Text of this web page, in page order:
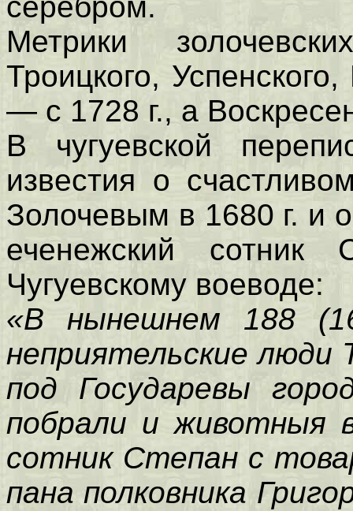
Метрики
Троицкого,
— с 1728 г., а
В чугуевской
известия о
Золочевым в 1680 г. и
еченежский сотник
Чугуевскому воеводе:
«В нынешнем 188
неприятельские люди
под Государевы
побрали и животныя
сотник Степан с
пана полковника